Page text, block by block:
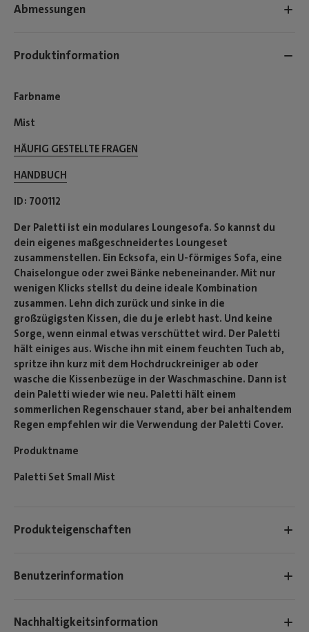
Abmessungen
Produktinformation
Farbname
Mist
HÄUFIG GESTELLTE FRAGEN
HANDBUCH
ID 700112
Der Paletti ist ein modulares Loungesofa. So kannst du
dein eigenes maßgeschneidertes Loungeset
zusammenstellen. Ein Ecksofa, ein U-förmiges Sofa, eine
Chaiselongue oder zwei Bänke nebeneinander. Mit nur
wenigen Klicks stellst du deine ideale Kombination
zusammen. Lehn dich zurück und sinke in die
großzügigsten Kissen, die du je erlebt hast. Und keine
Sorge, wenn einmal etwas verschüttet wird. Der Paletti
hält einiges aus. Wische ihn mit einem feuchten Tuch ab,
spritze ihn kurz mit dem Hochdruckreiniger ab oder
wasche die Kissenbezüge in der Waschmaschine. Dann ist
dein Paletti wieder wie neu. Paletti hält einem
sommerlichen Regenschauer stand, aber bei anhaltendem
Regen empfehlen wir die Verwendung der Paletti Cover.
Produktname
Paletti Set Small Mist
Produkteigenschaften
Benutzerinformation
Nachhaltigkeitsinformation